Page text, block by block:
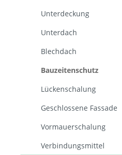
Unterdeckung
Unterdach
Blechdach
Bauzeitenschutz
Lückenschalung
Geschlossene Fassade
Vormauerschalung
Verbindungsmittel